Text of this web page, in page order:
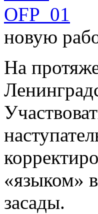
новую
На
«языком»
засады.